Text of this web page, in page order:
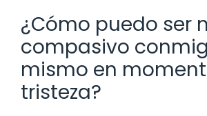
¿Cómo puedo ser
compasivo
mismo en
tristeza?